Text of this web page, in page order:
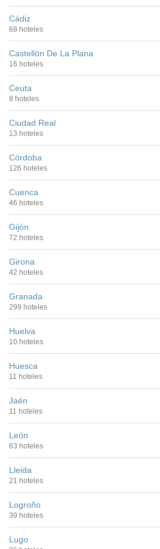
Cádiz
68 hoteles
Castellón De La Plana
16 hoteles
Ceuta
8 hoteles
Ciudad Real
13 hoteles
Córdoba
126 hoteles
Cuenca
46 hoteles
Gijón
72 hoteles
Girona
42 hoteles
Granada
299 hoteles
Huelva
10 hoteles
Huesca
11 hoteles
Jaén
11 hoteles
León
63 hoteles
Lleida
21 hoteles
Logroño
39 hoteles
Lugo